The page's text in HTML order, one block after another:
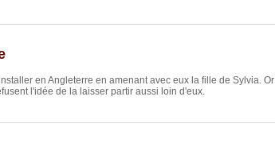
en Angleterre en amenant avec eux la fille de Sylvia. Or
l'idée de la laisser partir aussi loin d'eux.